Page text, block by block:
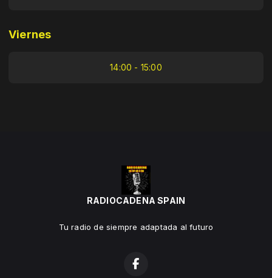
Viernes
14:00 - 15:00
RADIOCADENA SPAIN
Tu radio de siempre adaptada al futuro